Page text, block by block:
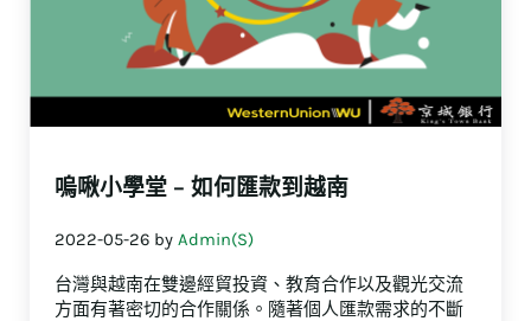
嗚啾小學堂 – 如何匯款到越南
2022-05-26 byAdmin(S)
台灣與越南在雙邊經貿投資、教育合作以及觀光交流
方面有著密切的合作關係。隨著個人匯款需求的不斷